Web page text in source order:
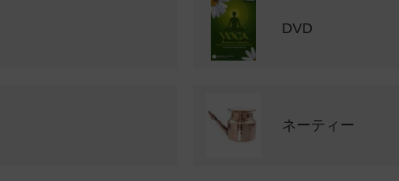
DVD
ネーティー